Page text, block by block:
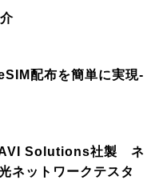
配布を簡単に実現-
Solutions社製 ネ
ネットワークテスタ